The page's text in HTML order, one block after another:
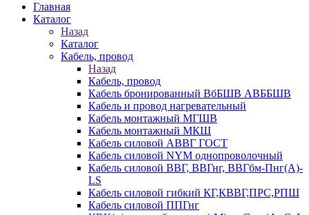
Главная
Каталог
Назад
Каталог
Кабель, провод
Назад
Кабель, провод
Кабель бронированный ВбБШВ АВББШВ
Кабель и провод нагревательный
Кабель монтажный МГШВ
Кабель монтажный МКШ
Кабель силовой АВВГ ГОСТ
Кабель силовой NYM однопроволочный
Кабель силовой ВВГ, ВВГнг, ВВГбм-Пнг(А)-
LS
Кабель силовой гибкий КГ,КВВГ,ПРС,РПШ
Кабель силовой ППГнг